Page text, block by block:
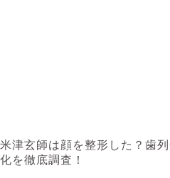
米津玄師は顔を整形した？歯
化を徹底調査！